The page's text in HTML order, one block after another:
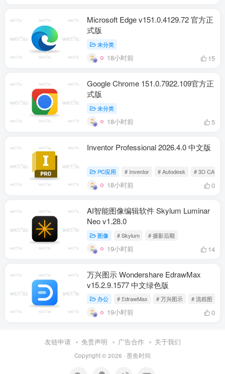
Microsoft Edge v151.0.4129.72 官方正
式版
未分类
18小时前 15
Google Chrome 151.0.7922.109官方正
式版
未分类
18小时前 5
Inventor Professional 2026.4.0 中文版
PC应用 # Inventor # Autodesk # 3D CAD
18小时前 0
AI智能图像编辑软件 Skylum Luminar
Neo v1.28.0
图像 # Skylum # 摄影后期
19小时前 14
万兴图示 Wondershare EdrawMax
v15.2.9.1577 中文绿色版
办公 # EdrawMax # 万兴图示 # 流程图
19小时前 0
友链申请 免责声明 广告合作 关于我们
Copyright © 2026 · 墨鱼时间